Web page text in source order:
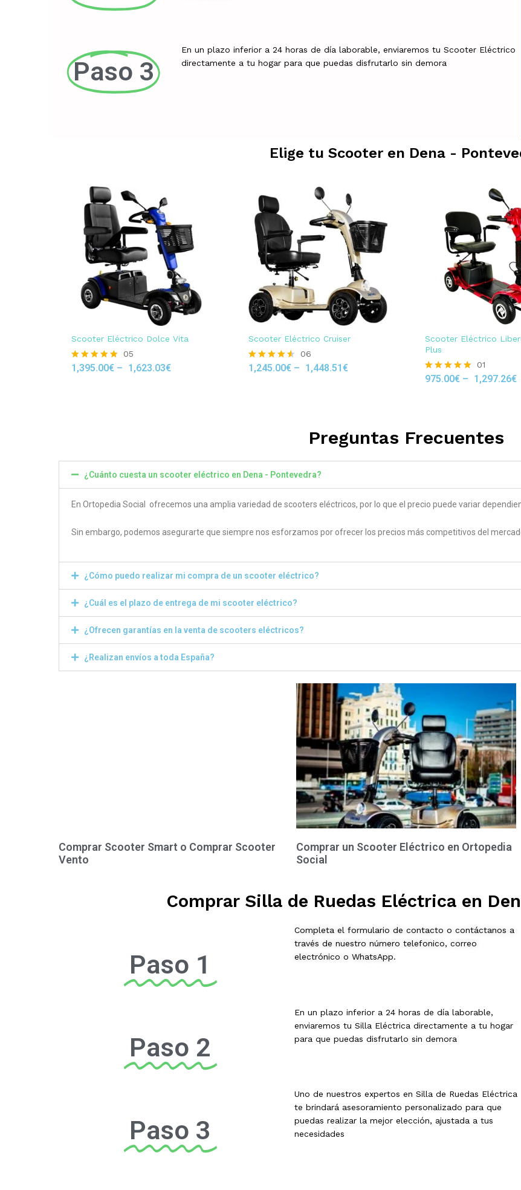
Paso 3
En un plazo inferior a 24 horas de día laborable, enviaremos tu Scooter Eléctrico
directamente a tu hogar para que puedas disfrutarlo sin demora
Elige tu Scooter en Dena -
Scooter Eléctrico Dolce Vita
Rated
05
1,395.00€ – 1,623.03€
Scooter Eléctrico Cruiser
Rated
06
1,245.00€– 1,448.51€
Scooter Eléctrico
Plus
Rated
01
975.00€ – 1,297.26€
Preguntas Frecuentes
¿Cuánto cuesta un scooter eléctrico en Dena - Pontevedra?
En Ortopedia Social ofrecemos una amplia variedad de scooters eléctricos, por lo que el precio puede variar
Sin embargo, podemos asegurarte que siempre nos esforzamos por ofrecer los precios más competitivos del
¿Cómo puedo realizar mi compra de un scooter eléctrico?
¿Cuál es el plazo de entrega de mi scooter eléctrico?
¿Ofrecen garantías en la venta de scooters eléctricos?
¿Realizan envíos a toda España?
Comprar Scooter Smart o Comprar Scooter
Vento
Comprar un Scooter Eléctrico en Ortopedia
Social
Comprar Silla de Ruedas Eléctrica en
Paso 1
Paso 2
Paso 3
Completa el formulario de contacto o contáctanos a
través de nuestro número telefonico, correo
electrónico o WhatsApp.
En un plazo inferior a 24 horas de día laborable,
enviaremos tu Silla Eléctrica directamente a tu hogar
para que puedas disfrutarlo sin demora
Uno de nuestros expertos en Silla de Ruedas Eléctrica
te brindará asesoramiento personalizado para que
puedas realizar la mejor elección, ajustada a tus
necesidades